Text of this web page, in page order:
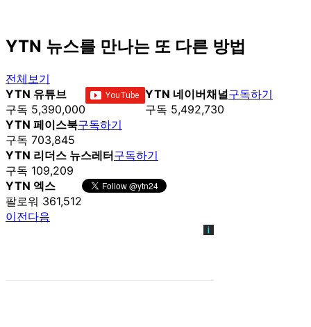
YTN 뉴스를 만나는 또 다른 방법
전체보기
YTN 유튜브
구독 5,390,000
YTN 네이버채널
구독 5,492,730
구독하기
YTN 페이스북
구독 703,845
구독하기
YTN 리더스 뉴스레터
구독 109,209
구독하기
YTN 엑스
팔로워 361,512
이전다음